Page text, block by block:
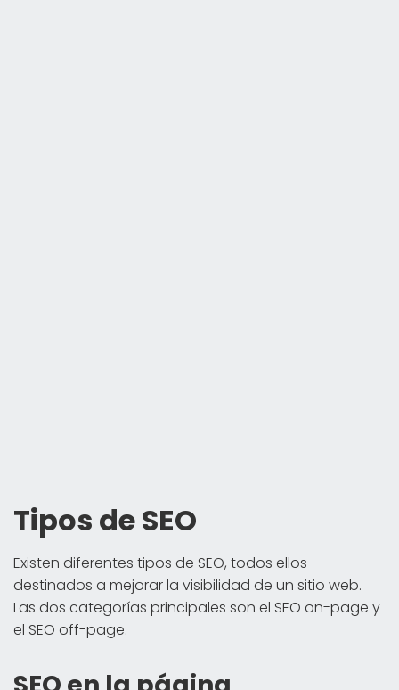
Tipos de SEO
Existen diferentes tipos de SEO, todos ellos
destinados a mejorar la visibilidad de un sitio web.
Las dos categorías principales son el SEO on-page y
el SEO off-page.